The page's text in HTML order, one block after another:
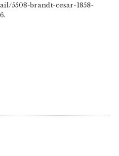
5508-brandt-cesar-1858-